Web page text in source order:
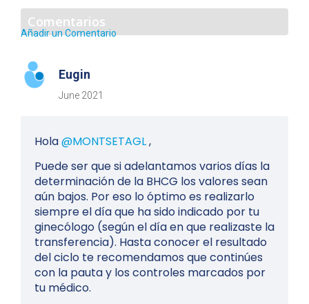
Comentarios
Añadir un Comentario
Eugin
June 2021
Hola@MONTSETAGL,
Puede ser que si adelantamos varios días la
determinación de la BHCG los valores sean
aún bajos. Por eso lo óptimo es realizarlo
siempre el día que ha sido indicado por tu
ginecólogo (según el día en que realizaste la
transferencia). Hasta conocer el resultado
del ciclo te recomendamos que continúes
con la pauta y los controles marcados por
tu médico.